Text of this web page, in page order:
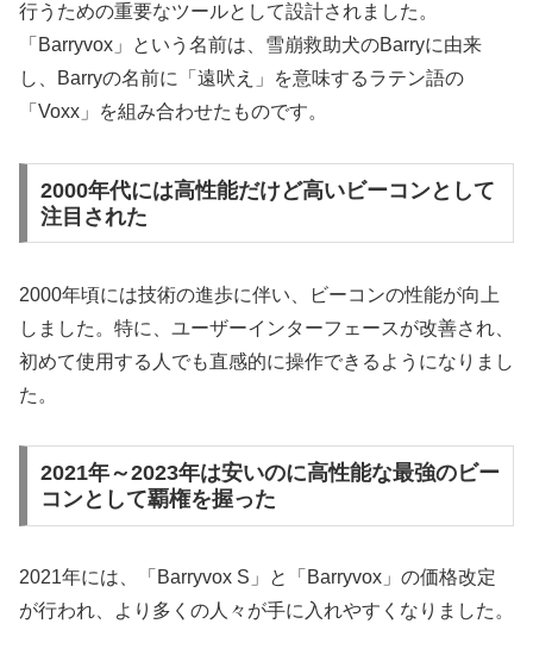
行うための重要なツールとして設計されました。
「Barryvox」という名前は、雪崩救助犬のBarryに由来
し、Barryの名前に「遠吠え」を意味するラテン語の
「Voxx」を組み合わせたものです。
2000年代には高性能だけど高いビーコンとして
注目された
2000年頃には技術の進歩に伴い、ビーコンの性能が向上
しました。特に、ユーザーインターフェースが改善され、
初めて使用する人でも直感的に操作できるようになりまし
た。
2021年～2023年は安いのに高性能な最強のビー
コンとして覇権を握った
2021年には、「Barryvox S」と「Barryvox」の価格改定
が行われ、より多くの人々が手に入れやすくなりました。